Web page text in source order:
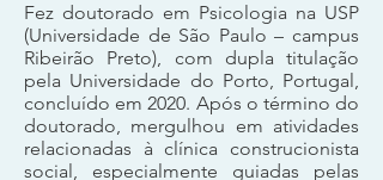
Fez doutorado em Psicologia na USP
(Universidade de São Paulo – campus
Ribeirão Preto), com dupla titulação
pela Universidade do Porto, Portugal,
concluído em 2020. Após o término do
doutorado, mergulhou em atividades
relacionadas à clínica construcionista
social, especialmente guiadas pelas